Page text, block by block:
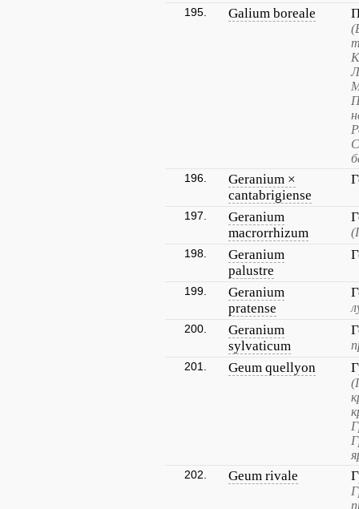
195. Galium boreale
196.
Geranium ×
cantabrigiense
197.
Geranium
macrorrhizum
198.
Geranium
palustre
199.
Geranium
pratense
200.
Geranium
sylvaticum
201. Geum quellyon
202. Geum rivale